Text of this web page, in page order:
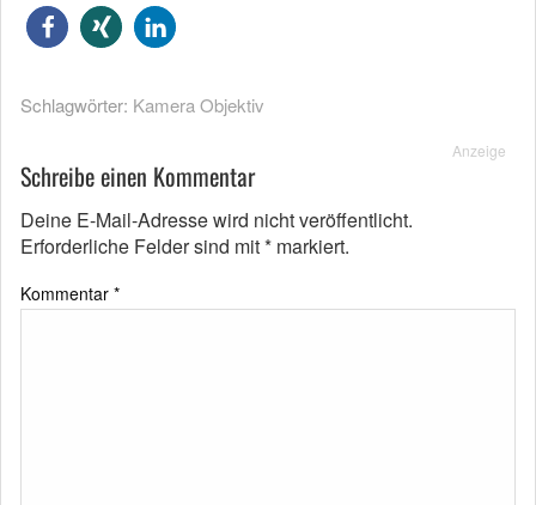
Schlagwörter: Kamera Objektiv
Anzeige
Schreibe einen Kommentar
Deine E-Mail-Adresse wird nicht veröffentlicht.
Erforderliche Felder sind mit* markiert.
Kommentar *